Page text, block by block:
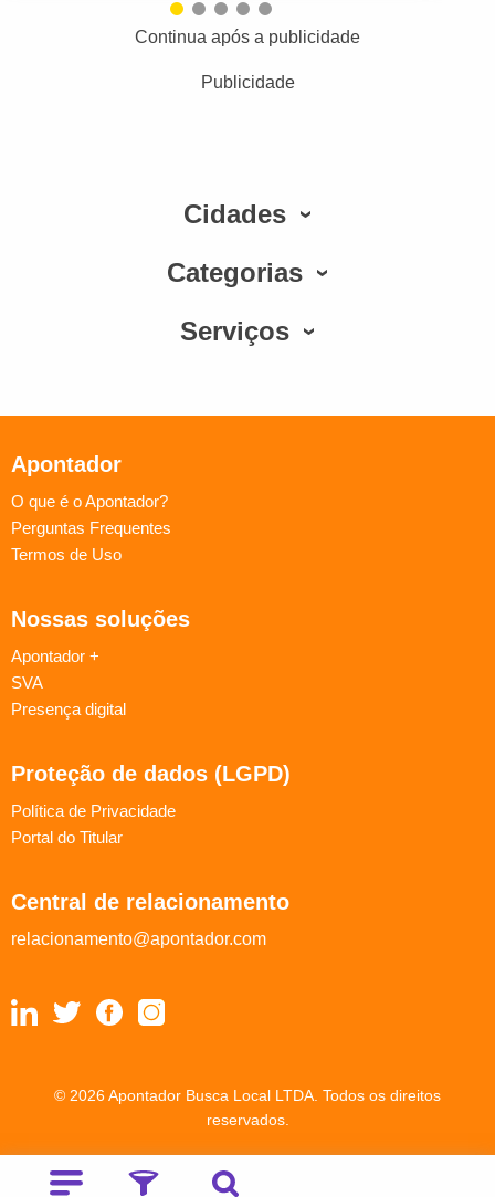
Continua após a publicidade
Publicidade
Cidades
Categorias
Serviços
Apontador
O que é o Apontador?
Perguntas Frequentes
Termos de Uso
Nossas soluções
Apontador +
SVA
Presença digital
Proteção de dados (LGPD)
Política de Privacidade
Portal do Titular
Central de relacionamento
relacionamento@apontador.com
© 2026 Apontador Busca Local LTDA. Todos os direitos
reservados.